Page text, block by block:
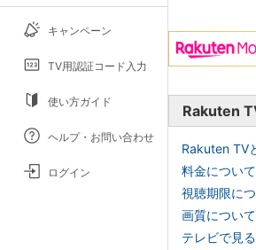
キャンペーン
TV用認証コード入力
使い方ガイド
ヘルプ・お問い合わせ
ログイン
Rakuten
Rakuten TV
料金について
視聴期限に
画質について
テレビで見